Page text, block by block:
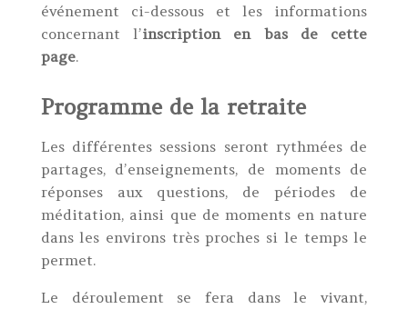
événement ci-dessous et les informations
concernant l’inscription en bas de cette
page.
Programme de la retraite
Les différentes sessions seront rythmées de
partages, d’enseignements, de moments de
réponses aux questions, de périodes de
méditation, ainsi que de moments en nature
dans les environs très proches si le temps le
permet.
Le déroulement se fera dans le vivant,